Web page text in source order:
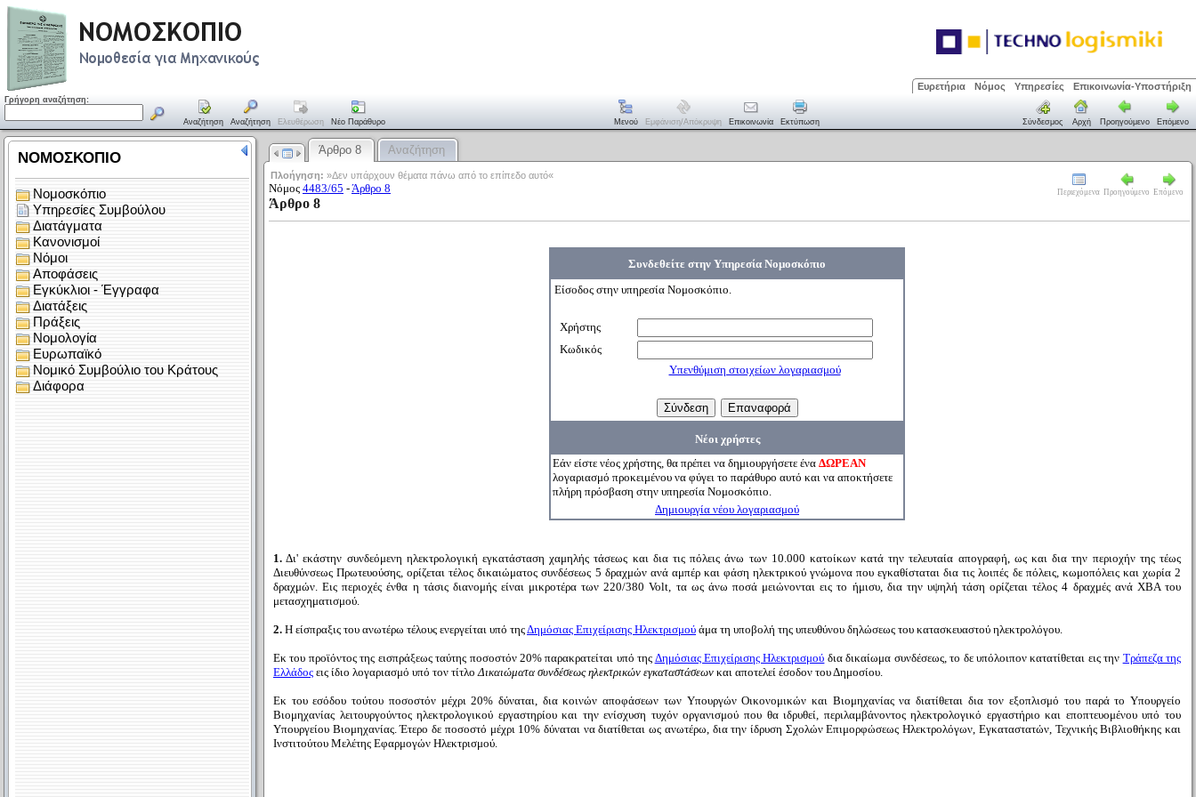
Ευρετήρια Νόμος Υπηρεσίες Επικοινωνία-Υποστήριξη
Γρήγορη αναζήτηση:
Αναζήτηση Αναζήτηση Ελευθέρωση Νέο Παράθυρο Μενού Εμφάνιση/απόκρυψη Επικοινωνία Εκτύπωση Σύνδεσμος Αρχή Προηγούμενο Επόμενο
Άρθρο 8 Αναζήτηση